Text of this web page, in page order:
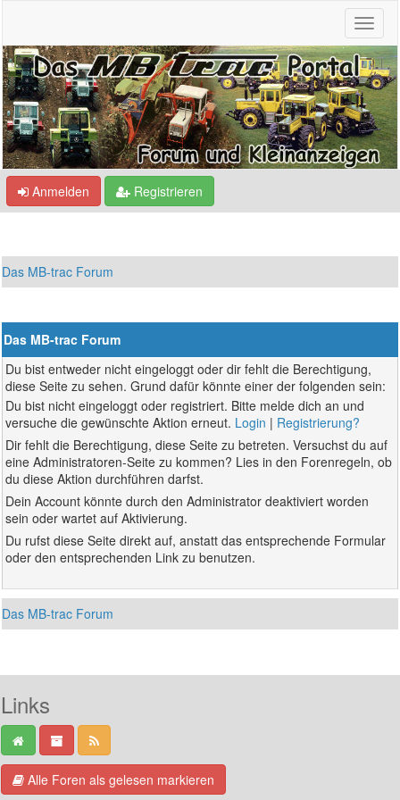
Anmelden Registrieren
Das MB-trac Forum
Das MB-trac Forum
Du bist entweder nicht eingeloggt oder dir fehlt die Berechtigung,
diese Seite zu sehen. Grund dafür könnte einer der folgenden sein:
Du bist nicht eingeloggt oder registriert. Bitte melde dich an und
versuche die gewünschte Aktion erneut. Login | Registrierung?
Dir fehlt die Berechtigung, diese Seite zu betreten. Versuchst du auf
eine Administratoren-Seite zu kommen? Lies in den Forenregeln, ob
du diese Aktion durchführen darfst.
Dein Account könnte durch den Administrator deaktiviert worden
sein oder wartet auf Aktivierung.
Du rufst diese Seite direkt auf, anstatt das entsprechende Formular
oder den entsprechenden Link zu benutzen.
Das MB-trac Forum
Links
Alle Foren als gelesen markieren